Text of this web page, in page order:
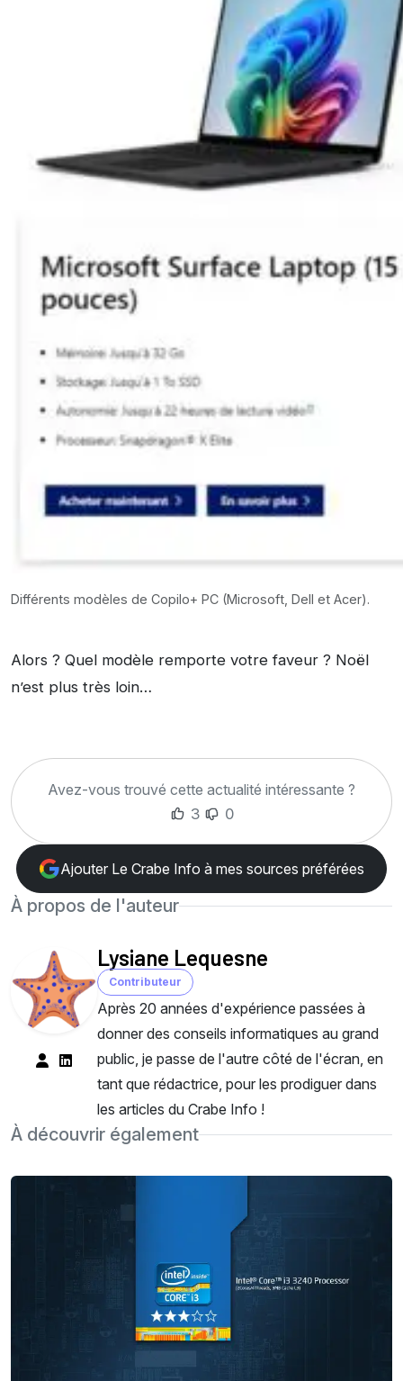
Différents modèles de Copilo+ PC (Microsoft, Dell et Acer).
Alors ? Quel modèle remporte votre faveur ? Noël
n’est plus très loin…
Avez-vous trouvé cette actualité intéressante ?
3
0
Ajouter Le Crabe Info à mes sources préférées
À propos de l'auteur
Lysiane Lequesne
Contributeur
Après 20 années d'expérience passées à
donner des conseils informatiques au grand
public, je passe de l'autre côté de l'écran, en
tant que rédactrice, pour les prodiguer dans
les articles du Crabe Info !
À découvrir également